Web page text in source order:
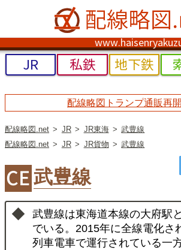
JR 私鉄 地下鉄
配線略図トランプ通販再開
配線略図.net JR JR東海
武豊線
配線略図.net
JR JR貨物 武豊線
武豊線
武豊線は東海道本線の大府駅
でいる。2015年に全線電化さ
列車電車で運行されている一